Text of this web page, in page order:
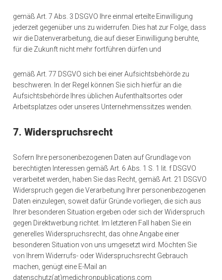
gemäß Art. 7 Abs. 3 DSGVO Ihre einmal erteilte Einwilligung
jederzeit gegenüber uns zu widerrufen. Dies hat zur Folge, dass
wir die Datenverarbeitung, die auf dieser Einwilligung beruhte,
für die Zukunft nicht mehr fortführen dürfen und
gemäß Art. 77 DSGVO sich bei einer Aufsichtsbehörde zu
beschweren. In der Regel können Sie sich hierfür an die
Aufsichtsbehörde Ihres üblichen Aufenthaltsortes oder
Arbeitsplatzes oder unseres Unternehmenssitzes wenden.
7. Widerspruchsrecht
Sofern Ihre personenbezogenen Daten auf Grundlage von
berechtigten Interessen gemäß Art. 6 Abs. 1 S. 1 lit. f DSGVO
verarbeitet werden, haben Sie das Recht, gemäß Art. 21 DSGVO
Widerspruch gegen die Verarbeitung Ihrer personenbezogenen
Daten einzulegen, soweit dafür Gründe vorliegen, die sich aus
Ihrer besonderen Situation ergeben oder sich der Widerspruch
gegen Direktwerbung richtet. Im letzteren Fall haben Sie ein
generelles Widerspruchsrecht, das ohne Angabe einer
besonderen Situation von uns umgesetzt wird. Möchten Sie
von Ihrem Widerrufs- oder Widerspruchsrecht Gebrauch
machen, genügt eine E-Mail an
datenschutz(at)medichronpublications.com